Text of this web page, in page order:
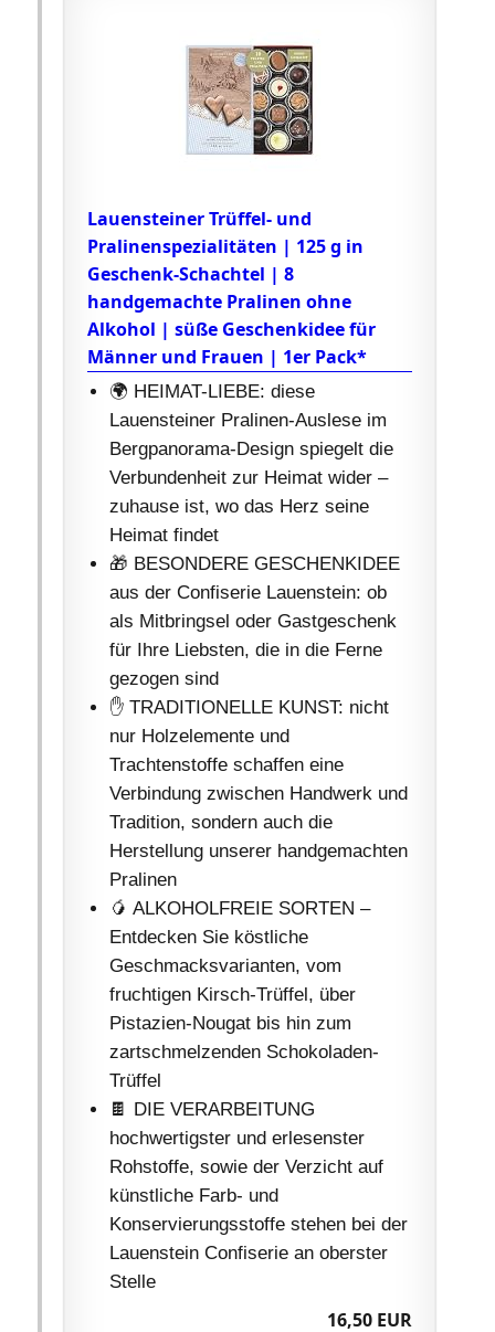
Lauensteiner Trüffel- und
Pralinenspezialitäten | 125 g in
Geschenk-Schachtel | 8
handgemachte Pralinen ohne
Alkohol | süße Geschenkidee für
Männer und Frauen | 1er Pack*
🌍 HEIMAT-LIEBE: diese
Lauensteiner Pralinen-Auslese im
Bergpanorama-Design spiegelt die
Verbundenheit zur Heimat wider –
zuhause ist, wo das Herz seine
Heimat findet
🎁 BESONDERE GESCHENKIDEE
aus der Confiserie Lauenstein: ob
als Mitbringsel oder Gastgeschenk
für Ihre Liebsten, die in die Ferne
gezogen sind
✋ TRADITIONELLE KUNST: nicht
nur Holzelemente und
Trachtenstoffe schaffen eine
Verbindung zwischen Handwerk und
Tradition, sondern auch die
Herstellung unserer handgemachten
Pralinen
🥭 ALKOHOLFREIE SORTEN –
Entdecken Sie köstliche
Geschmacksvarianten, vom
fruchtigen Kirsch-Trüffel, über
Pistazien-Nougat bis hin zum
zartschmelzenden Schokoladen-
Trüffel
🍫 DIE VERARBEITUNG
hochwertigster und erlesenster
Rohstoffe, sowie der Verzicht auf
künstliche Farb- und
Konservierungsstoffe stehen bei der
Lauenstein Confiserie an oberster
Stelle
16,50 EUR